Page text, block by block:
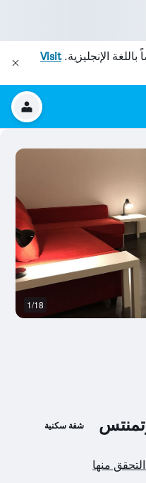
باللغة الإنجليزية.Visit
شقة سكنية
1/18